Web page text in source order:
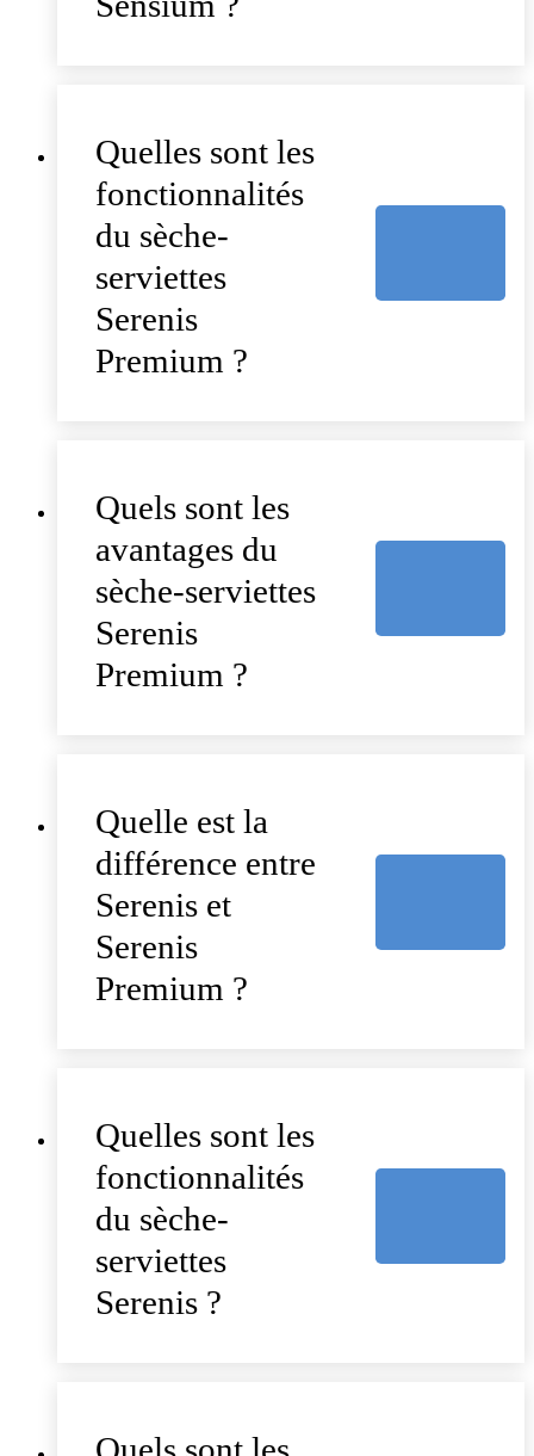
Quelles sont les
fonctionnalités
du sèche-
serviettes
Serenis
Premium ?
Quels sont les
avantages du
sèche-serviettes
Serenis
Premium ?
Quelle est la
différence entre
Serenis et
Serenis
Premium ?
Quelles sont les
fonctionnalités
du sèche-
serviettes
Serenis ?
Quels sont les